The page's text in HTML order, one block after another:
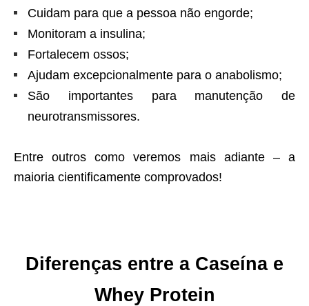
Cuidam para que a pessoa não engorde;
Monitoram a insulina;
Fortalecem ossos;
Ajudam excepcionalmente para o anabolismo;
São importantes para manutenção de
neurotransmissores.
Entre outros como veremos mais adiante – a
maioria cientificamente comprovados!
Diferenças entre a Caseína e
Whey Protein